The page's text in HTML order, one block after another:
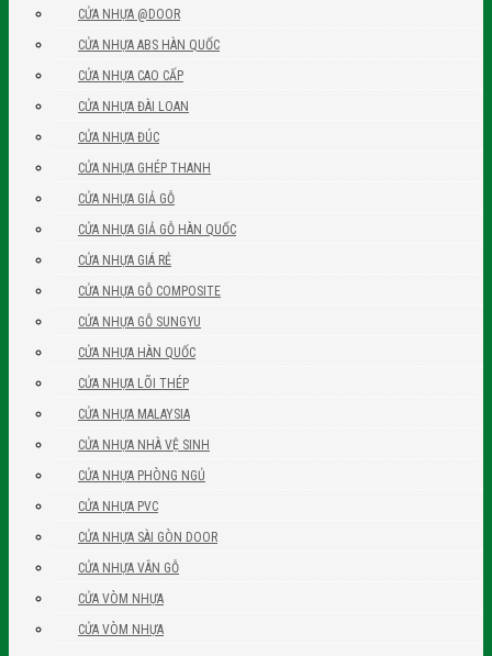
CỬA NHỰA @DOOR
CỬA NHỰA ABS HÀN QUỐC
CỬA NHỰA CAO CẤP
CỬA NHỰA ĐÀI LOAN
CỬA NHỰA ĐÚC
CỬA NHỰA GHÉP THANH
CỬA NHỰA GIẢ GỖ
CỬA NHỰA GIẢ GỖ HÀN QUỐC
CỬA NHỰA GIÁ RẺ
CỬA NHỰA GỖ COMPOSITE
CỬA NHỰA GỖ SUNGYU
CỬA NHỰA HÀN QUỐC
CỬA NHỰA LÕI THÉP
CỬA NHỰA MALAYSIA
CỬA NHỰA NHÀ VỆ SINH
CỬA NHỰA PHÒNG NGỦ
CỬA NHỰA PVC
CỬA NHỰA SÀI GÒN DOOR
CỬA NHỰA VÂN GỖ
CỬA VÒM NHỰA
CỬA VÒM NHỰA